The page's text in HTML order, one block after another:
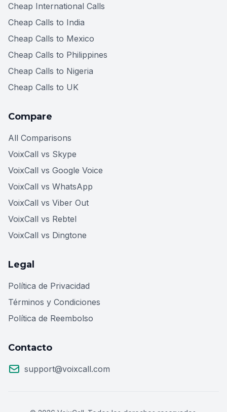
Cheap International Calls
Cheap Calls to India
Cheap Calls to Mexico
Cheap Calls to Philippines
Cheap Calls to Nigeria
Cheap Calls to UK
Compare
All Comparisons
VoixCall vs Skype
VoixCall vs Google Voice
VoixCall vs WhatsApp
VoixCall vs Viber Out
VoixCall vs Rebtel
VoixCall vs Dingtone
Legal
Política de Privacidad
Términos y Condiciones
Política de Reembolso
Contacto
support@voixcall.com